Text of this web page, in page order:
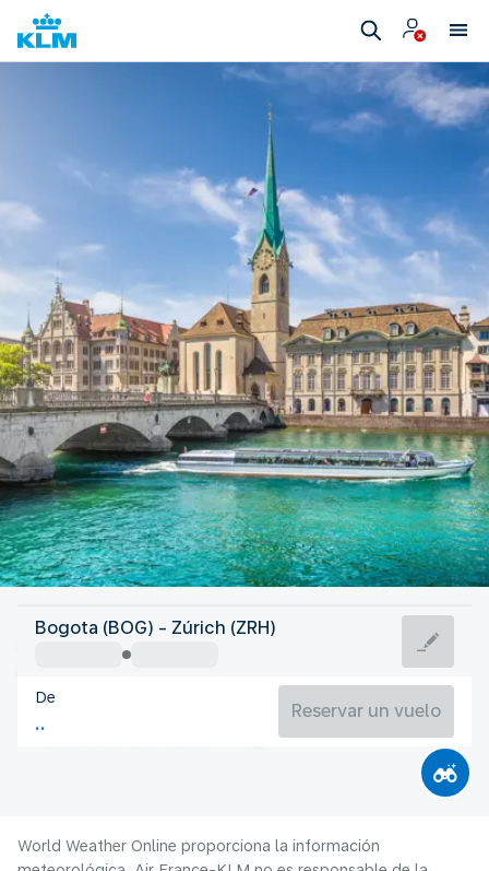
Suiza
Zúrich
Suiza
Duración del vuelo
Bogota (BOG) - Zúrich (ZRH)
De
Reservar un vuelo
World Weather Online proporciona la información